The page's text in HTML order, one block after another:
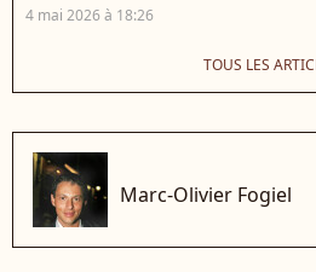
4 mai 2026 à 18:26
TOUS LES
Marc-Olivier Fogiel